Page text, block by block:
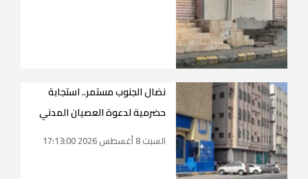
نضال الجنوب مستمر.. استجابة
حضرمية لدعوة العصيان المدني
السبت 8 أغسطس 2026 17:13:00